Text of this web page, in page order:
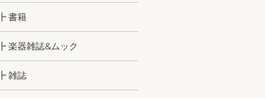
┣ 書籍
┣ 楽器雑誌&ムック
┣ 雑誌